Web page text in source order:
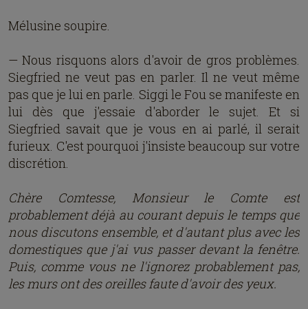
Mélusine soupire.
— Nous risquons alors d'avoir de gros problèmes.
Siegfried ne veut pas en parler. Il ne veut même
pas que je lui en parle. Siggi le Fou se manifeste en
lui dès que j'essaie d'aborder le sujet. Et si
Siegfried savait que je vous en ai parlé, il serait
furieux. C'est pourquoi j'insiste beaucoup sur votre
discrétion.
Chère Comtesse, Monsieur le Comte est
probablement déjà au courant depuis le temps que
nous discutons ensemble, et d'autant plus avec les
domestiques que j'ai vus passer devant la fenêtre.
Puis, comme vous ne l'ignorez probablement pas,
les murs ont des oreilles faute d'avoir des yeux.